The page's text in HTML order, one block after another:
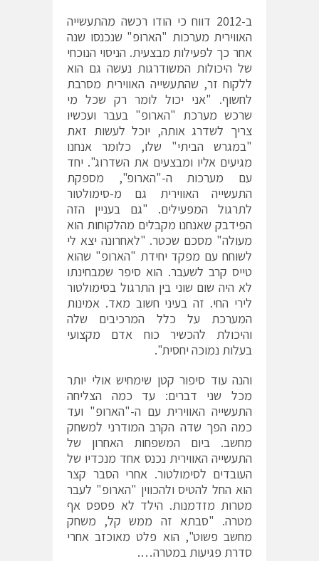
ב-2012 דווח כי הודו רכשה מהתעשייה
האווירית מערכות "הארופ" שנכנסו שנה
אחר כך לפעילות מבצעית. הניסוי הנוכחי
של היכולות המשודרגות נעשה גם הוא
ללקוח זר, שהתעשייה האווירית מסרבת
לחשוף. "אני יכול לומר רק שכל מי
שרכש מערכת "הארופ" בעבר ועכשיו
צריך לשדרג אותה, יוכל לעשות זאת
"במגרש הביתי" שלו, כלומר אנחנו
מגיעים אליו ומבצעים את השדרוג". יחד
עם מערכות ה-"הארופ", מספקת
התעשייה האווירית גם מ-סימולטור
לתרגול המפעילים. "גם בעניין הזה
הפידבק שאנחנו מקבלים מהלקוחות הוא
מעולה" מסכם שכטר. "לאחרונה יצא לי
לשוחח עם מפקד יחידת "הארופ" שהוא
טייס קרב לשעבר. הוא סיפר שמבחינתו
לא היה שום שוני בין התרגול בסימולטור
לירי החי. זה בעיני חשוב מאד. אמינות
המערכת על כלל המרכיבים שלה
והיכולת להכשיר כוח אדם מקצועי
בעלות נמוכה יחסית".
והנה עוד סיפור קטן שימחיש אולי יותר
מכל שני דברים: עד כמה הצליחה
התעשייה האווירית עם ה-"הארופ" ועד
כמה הפך שדה הקרב המודרני למשחק
מחשב. ביום המשפחות האחרון של
התעשייה האווירית נכנס אחד מנכדיו של
העובדים לסימולטור. אחרי הסבר קצר
הוא החל להטיס ולהכווין "הארופ" לעבר
מטרות מזדמנות. הילד לא פספס אף
מטרה. "סבתא זה ממש קל, משחק
מחשב פשוט", הוא פלט מאוכזב אחרי
סדרת פגיעות במטרה….